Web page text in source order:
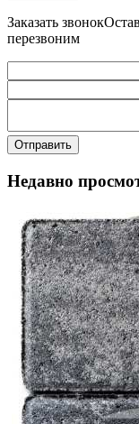
Заказать звонок
перезвоним
Недавно